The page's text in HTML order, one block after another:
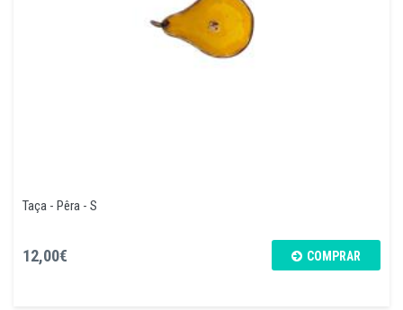
Taça - Pêra - S
12,00€ COMPRAR